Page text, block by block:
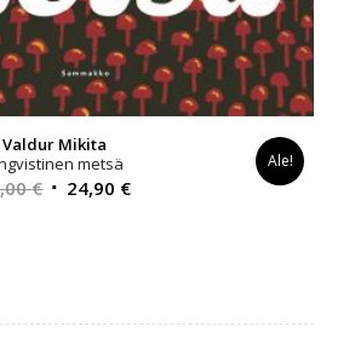
Valdur Mikita
metsä
€ Alkuperäinen
24,90 €Nykyinen
Ale!